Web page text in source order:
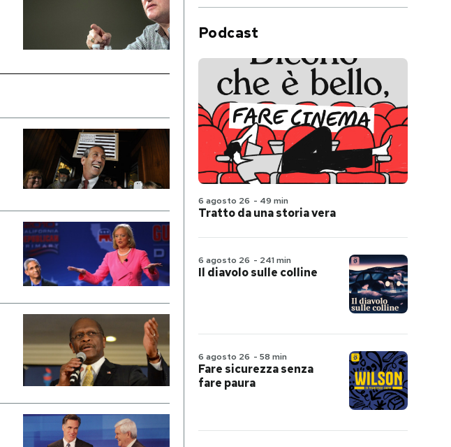
Podcast
6 agosto 26 - 49 min
Tratto da una storia vera
6 agosto 26 - 241 min
Il diavolo sulle colline
6 agosto 26 - 58 min
Fare sicurezza senza
fare paura